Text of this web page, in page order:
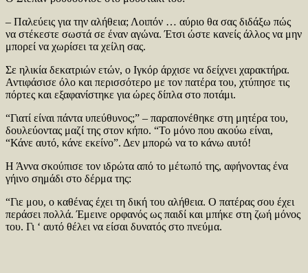
– Παλεύεις για την αλήθεια; Λοιπόν … αύριο θα σας διδάξω πώς
να στέκεστε σωστά σε έναν αγώνα. Έτσι ώστε κανείς άλλος να μην
μπορεί να χωρίσει τα χείλη σας.
Σε ηλικία δεκατριών ετών, ο Ιγκόρ άρχισε να δείχνει χαρακτήρα.
Αντιφάσισε όλο και περισσότερο με τον πατέρα του, χτύπησε τις
πόρτες και εξαφανίστηκε για ώρες δίπλα στο ποτάμι.
“Γιατί είναι πάντα υπεύθυνος;” – παραπονέθηκε στη μητέρα του,
δουλεύοντας μαζί της στον κήπο. “Το μόνο που ακούω είναι,
“Κάνε αυτό, κάνε εκείνο”. Δεν μπορώ να το κάνω αυτό!
Η Άννα σκούπισε τον ιδρώτα από το μέτωπό της, αφήνοντας ένα
γήινο σημάδι στο δέρμα της:
“Γιε μου, ο καθένας έχει τη δική του αλήθεια. Ο πατέρας σου έχει
περάσει πολλά. Έμεινε ορφανός ως παιδί και μπήκε στη ζωή μόνος
του. Γι ‘ αυτό θέλει να είσαι δυνατός στο πνεύμα.